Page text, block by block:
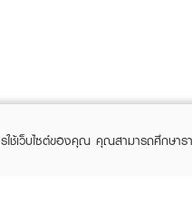
ใช้เว็บไซต์ของคุณ คุณสามารถศึกษารา